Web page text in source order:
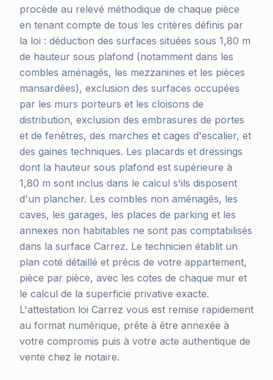
procède au relevé méthodique de chaque pièce
en tenant compte de tous les critères définis par
la loi : déduction des surfaces situées sous 1,80 m
de hauteur sous plafond (notamment dans les
combles aménagés, les mezzanines et les pièces
mansardées), exclusion des surfaces occupées
par les murs porteurs et les cloisons de
distribution, exclusion des embrasures de portes
et de fenêtres, des marches et cages d'escalier, et
des gaines techniques. Les placards et dressings
dont la hauteur sous plafond est supérieure à
1,80 m sont inclus dans le calcul s'ils disposent
d'un plancher. Les combles non aménagés, les
caves, les garages, les places de parking et les
annexes non habitables ne sont pas comptabilisés
dans la surface Carrez. Le technicien établit un
plan coté détaillé et précis de votre appartement,
pièce par pièce, avec les cotes de chaque mur et
le calcul de la superficie privative exacte.
L'attestation loi Carrez vous est remise rapidement
au format numérique, prête à être annexée à
votre compromis puis à votre acte authentique de
vente chez le notaire.